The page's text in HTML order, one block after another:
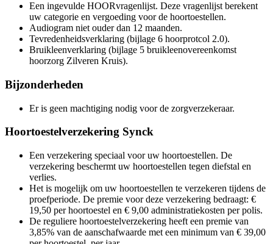
Een ingevulde HOORvragenlijst. Deze vragenlijst berekent
uw categorie en vergoeding voor de hoortoestellen.
Audiogram niet ouder dan 12 maanden.
Tevredenheidsverklaring (bijlage 6 hoorprotcol 2.0).
Bruikleenverklaring (bijlage 5 bruikleenovereenkomst
hoorzorg Zilveren Kruis).
Bijzonderheden
Er is geen machtiging nodig voor de zorgverzekeraar.
Hoortoestelverzekering Synck
Een verzekering speciaal voor uw hoortoestellen. De
verzekering beschermt uw hoortoestellen tegen diefstal en
verlies.
Het is mogelijk om uw hoortoestellen te verzekeren tijdens de
proefperiode. De premie voor deze verzekering bedraagt: €
19,50 per hoortoestel en € 9,00 administratiekosten per polis.
De reguliere hoortoestelverzekering heeft een premie van
3,85% van de aanschafwaarde met een minimum van € 39,00